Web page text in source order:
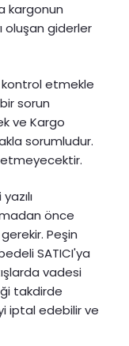
kargonun
oluşan giderler
kontrol etmekle
sorun
ve Kargo
sorumludur.
etmeyecektir.
önce
Peşin
SATICI'ya
vadesi
takdirde
iptal edebilir ve